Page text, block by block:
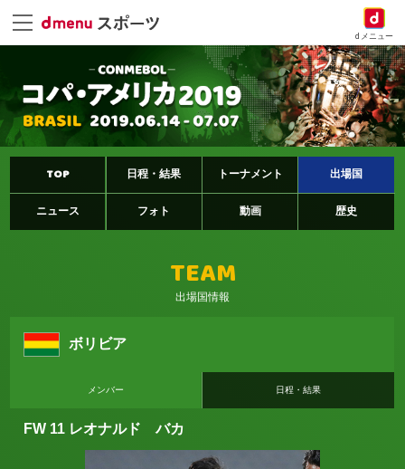
dメニュー
TOP 日程・結果 トーナメント 出場国
ニュース フォト 動画 歴史
TEAM
出場国情報
ボリビア
メンバー 日程・結果
FW 11 レオナルド バカ